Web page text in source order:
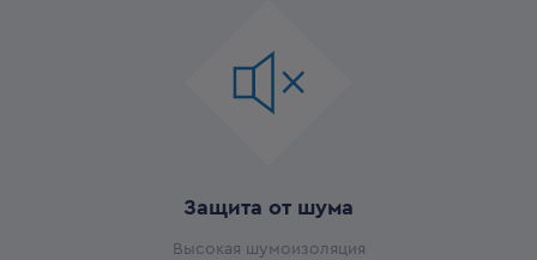
Защита от шума
Высокая шумоизоляция